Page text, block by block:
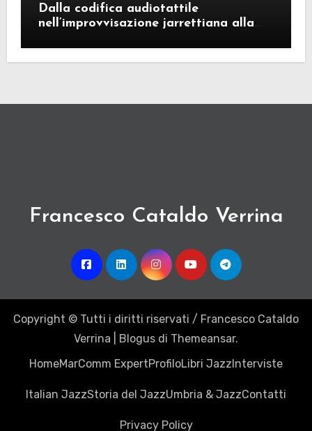
Dalla codifica audiotattile
nell’improvvisazione jarrettiana alla
Francesco Cataldo Verrina
Copyright © Tutti i diritti riservati / Francesco Cataldo
Verrina
Blogus di Themeansar.
HomeMarComm ExpertProfiloLibri JazzInterviste
Italian JazzStoria del JazzUmbria & JazzContatti
Privacy Policy